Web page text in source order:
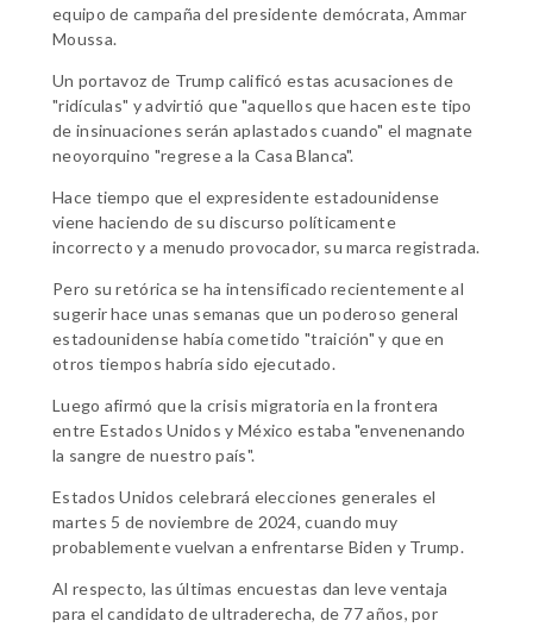
equipo de campaña del presidente demócrata, Ammar
Moussa.
Un portavoz de Trump calificó estas acusaciones de
"ridículas" y advirtió que "aquellos que hacen este tipo
de insinuaciones serán aplastados cuando" el magnate
neoyorquino "regrese a la Casa Blanca".
Hace tiempo que el expresidente estadounidense
viene haciendo de su discurso políticamente
incorrecto y a menudo provocador, su marca registrada.
Pero su retórica se ha intensificado recientemente al
sugerir hace unas semanas que un poderoso general
estadounidense había cometido "traición" y que en
otros tiempos habría sido ejecutado.
Luego afirmó que la crisis migratoria en la frontera
entre Estados Unidos y México estaba "envenenando
la sangre de nuestro país".
Estados Unidos celebrará elecciones generales el
martes 5 de noviembre de 2024, cuando muy
probablemente vuelvan a enfrentarse Biden y Trump.
Al respecto, las últimas encuestas dan leve ventaja
para el candidato de ultraderecha, de 77 años, por